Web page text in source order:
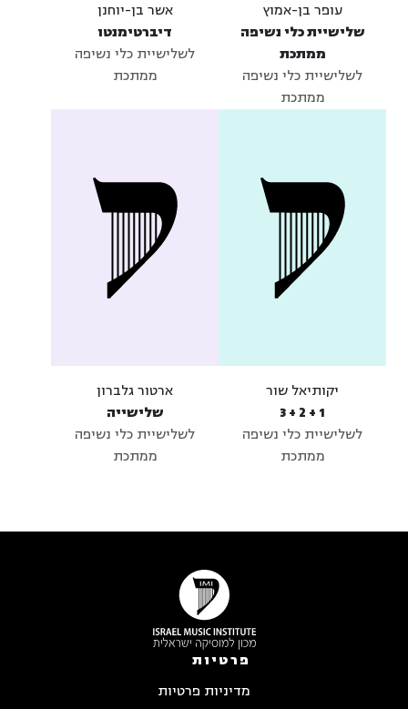
עופר בן-אמוץ
שלישיית כלי נשיפה
ממתכת
לשלישיית כלי נשיפה
ממתכת
אשר בן-יוחנן
דיברטימנטו
לשלישיית כלי נשיפה
ממתכת
יקותיאל שור
1 + 2 + 3
לשלישיית כלי נשיפה
ממתכת
ארטור גלברון
שלישייה
לשלישיית כלי נשיפה
ממתכת
פרטיות
מדיניות פרטיות